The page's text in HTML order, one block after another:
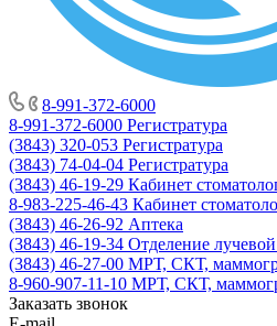
8-991-372-6000
8-991-372-6000 Регистратура
(3843) 320-053 Регистратура
(3843) 74-04-04 Регистратура
(3843) 46-19-29 Кабинет
8-983-225-46-43 Кабинет
(3843) 46-26-92 Аптека
(3843) 46-19-34 Отделение
(3843) 46-27-00 МРТ, СКТ,
8-960-907-11-10 МРТ, СКТ,
Заказать звонок